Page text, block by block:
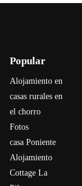
Popular
Alojamiento en
casas rurales en
el chorro
Fotos
casa Poniente
Alojamiento
Cottage La